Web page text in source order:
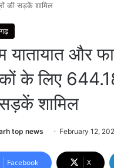
की सड़कें शामिल
यातायात और
के लिए 644.18
शामिल
top news February 12,
Facebook X